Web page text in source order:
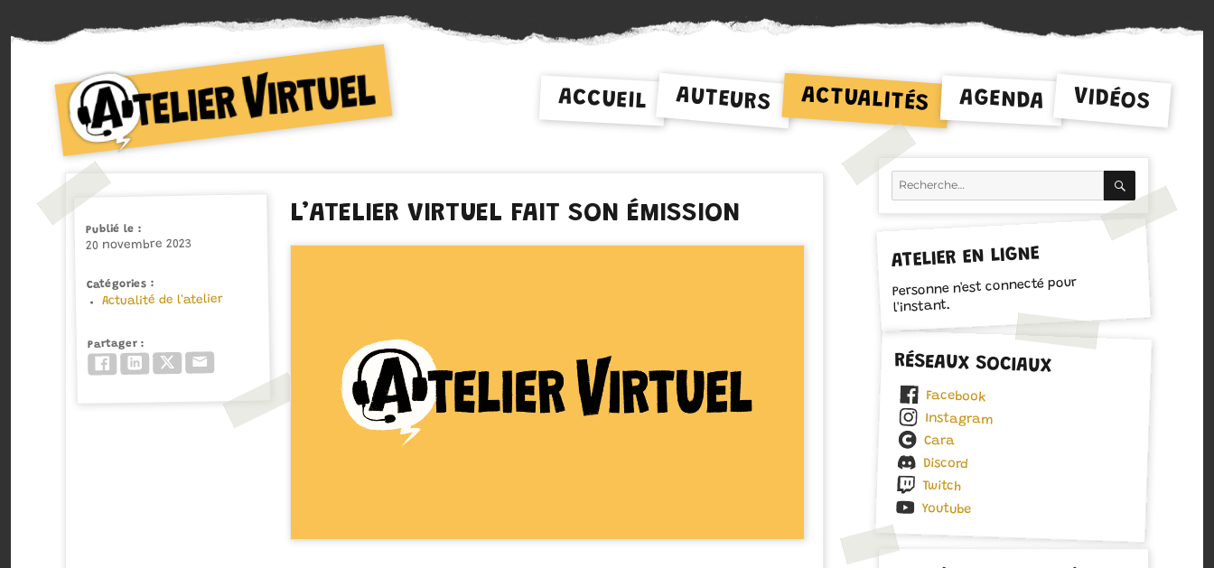
Atelier Virtuel
Collectif d'auteurs de Bande dessinée
ACCUEIL AUTEURS ACTUALITÉS AGENDA VIDÉOS
L’ATELIER VIRTUEL FAIT SON ÉMISSION
Publié le
20 novembre 2023
Catégories
Actualité de l'atelier
Partager
FacebookLinkedInTwitter/X
Recherche
ATELIER EN LIGNE
Personne n'est connecté pour
l'instant.
RÉSEAUX SOCIAUX
Facebook
Instagram
Cara
Discord
Twitch
Youtube